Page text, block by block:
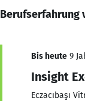
Berufserfahrung
Bis heute 9
Insight
Eczacıbaşı